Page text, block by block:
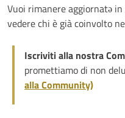
Vuoi rimanere aggiornatə
vedere chi è già coinvolto
Iscriviti alla nostra
promettiamo di non
alla Community)